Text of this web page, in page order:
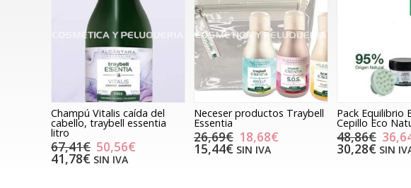
Champú Vitalis caída del
cabello, traybell essentia
litro
67,41€ 50,56€
41,78€ SIN IVA
Neceser productos Traybell
Essentia
26,69€ 18,68€
15,44€ SIN IVA
Pack Equilibrio
Cepillo Eco
48,86€
30,28€ SIN